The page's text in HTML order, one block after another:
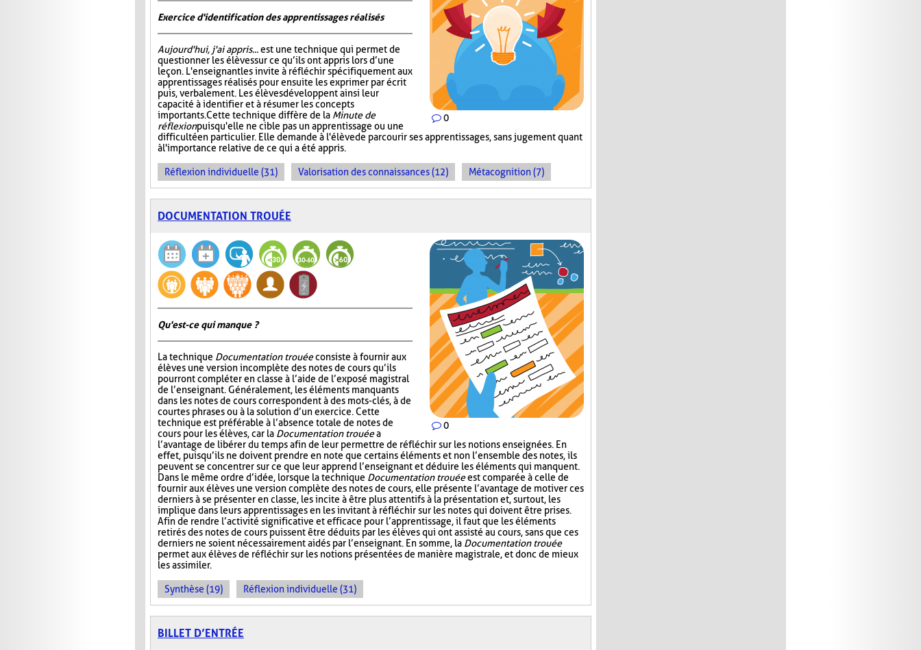
0
Exercice d'identification des apprentissages réalisés
Aujourd'hui, j'ai appris...est une technique qui permet de
questionner les élèves sur ce qu’ils ont appris lors d’une
leçon. L'enseignant les invite à réfléchir spécifiquement aux
apprentissages réalisés pour ensuite les exprimer par écrit
puis, verbalement. Les élèves développent ainsi leur
capacité à identifier et à résumer les concepts
importants. Cette technique diffère de la Minute de
réflexionpuisqu'elle ne cible pas un apprentissage ou une
difficulté en particulier. Elle demande à l'élève de parcourir ses apprentissages, sans jugement quant
à l'importance relative de ce qui a été appris.
Réflexion individuelle (31) Valorisation des connaissances (12) Métacognition (7)
DOCUMENTATION TROUÉE
0
Qu'est-ce qui manque ?
La technique Documentation trouéeconsiste à fournir aux
élèves une version incomplète des notes de cours qu’ils
pourront compléter en classe à l’aide de l’exposé magistral
de l’enseignant. Généralement, les éléments manquants
dans les notes de cours correspondent à des mots-clés, à de
courtes phrases ou à la solution d’un exercice. Cette
technique est préférable à l’absence totale de notes de
cours pour les élèves, car la Documentation trouéea
l’avantage de libérer du temps afin de leur permettre de réfléchir sur les notions enseignées. En
effet, puisqu’ils ne doivent prendre en note que certains éléments et non l’ensemble des notes, ils
peuvent se concentrer sur ce que leur apprend l’enseignant et déduire les éléments qui manquent.
Dans le même ordre d’idée, lorsque la technique Documentation trouéeest comparée à celle de
fournir aux élèves une version complète des notes de cours, elle présente l’avantage de motiver ces
derniers à se présenter en classe, les incite à être plus attentifs à la présentation et, surtout, les
implique dans leurs apprentissages en les invitant à réfléchir sur les notes qui doivent être prises.
Afin de rendre l’activité significative et efficace pour l’apprentissage, il faut que les éléments
retirés des notes de cours puissent être déduits par les élèves qui ont assisté au cours, sans que ces
derniers ne soient nécessairement aidés par l’enseignant. En somme, la Documentation trouée
permet aux élèves de réfléchir sur les notions présentées de manière magistrale, et donc de mieux
les assimiler.
Synthèse (19) Réflexion individuelle (31)
BILLET D’ENTRÉE